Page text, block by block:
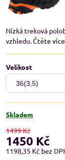
Nízká treková
vzhledu.Čtěte více
Velikost
Skladem
1499 Kč
1450 Kč
1198,35 Kč bez